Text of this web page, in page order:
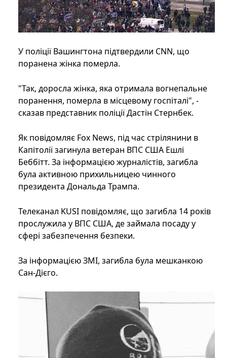
У поліції Вашингтона підтвердили CNN, що
поранена жінка померла.
"Так, доросла жінка, яка отримала вогнепальне
поранення, померла в місцевому госпіталі", -
сказав представник поліції Дастін Стернбек.
Як повідомляє Fox News, під час стрілянини в
Капітолії загинула ветеран ВПС США Ешлі
Беббітт. За інформацією журналістів, загибла
була активною прихильницею чинного
президента Дональда Трампа.
Телеканал KUSI повідомляє, що загибла 14 років
прослужила у ВПС США, де займала посаду у
сфері забезпечення безпеки.
За інформацією ЗМІ, загибла була мешканкою
Сан-Дієго.